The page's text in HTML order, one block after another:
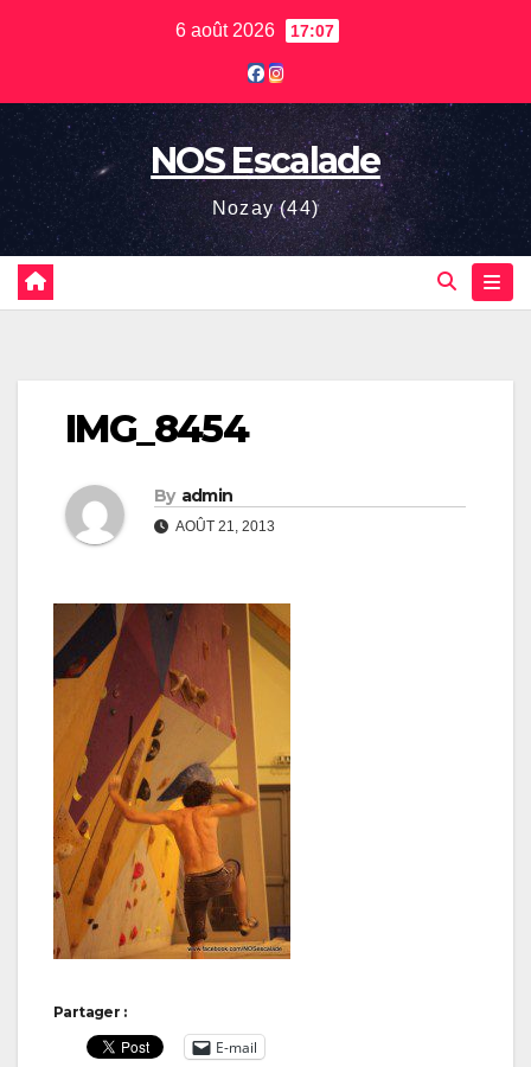
6 août 2026 17:07
NOS Escalade
Nozay (44)
IMG_8454
By admin
AOÛT 21, 2013
Partager :
E-mail